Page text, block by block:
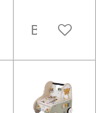
Bekijk